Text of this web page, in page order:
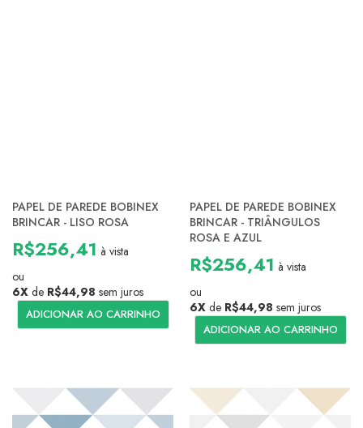
PAPEL DE PAREDE BOBINEX
BRINCAR - LISO ROSA
R$256,41 à vista
ou
6X de R$44,98 sem juros
ADICIONAR AO CARRINHO
PAPEL DE PAREDE BOBINEX
BRINCAR - TRIÂNGULOS
ROSA E AZUL
R$256,41 à vista
ou
6X de R$44,98 sem juros
ADICIONAR AO CARRINHO